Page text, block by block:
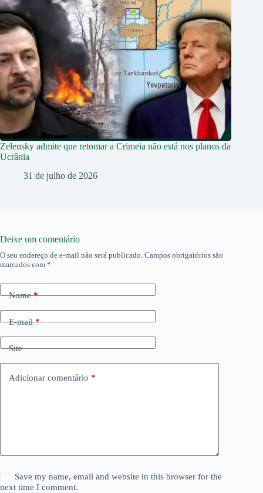
Zelensky admite que retomar a Crimeia não está nos planos da
Ucrânia
31 de julho de 2026
Deixe um comentário
O seu endereço de e-mail não será publicado. Campos obrigatórios são
marcados com *
Nome*
E-mail*
Site
Adicionar comentário *
Save my name, email and website in this browser for the
next time I comment.